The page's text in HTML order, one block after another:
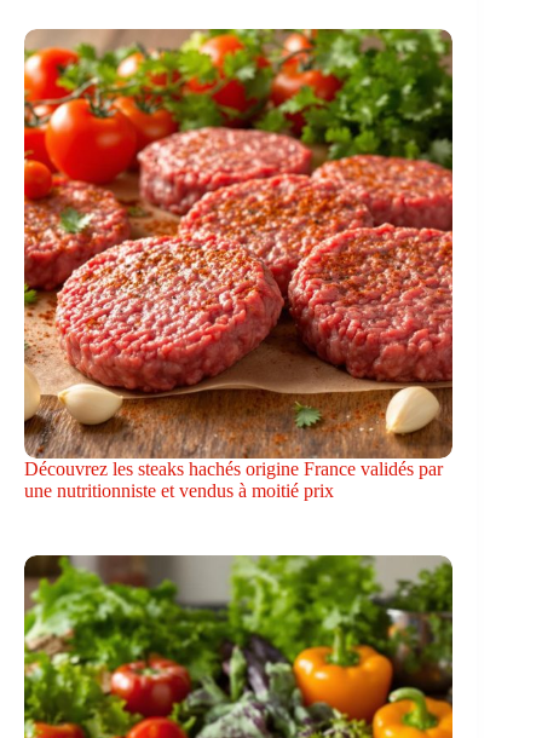
Découvrez les steaks hachés origine France validés par
une nutritionniste et vendus à moitié prix